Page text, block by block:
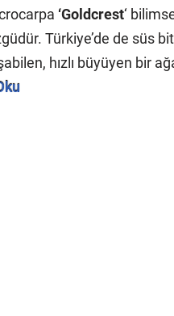
‘Goldcrest‘
Türkiye’de de süs
hızlı büyüyen bir